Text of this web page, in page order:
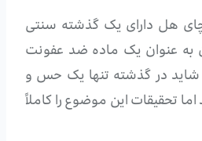
هل دارای یک گذشته سنتی
به عنوان یک ماده ضد عفونت
در گذشته تنها یک حس و
تحقیقات این موضوع را کاملاً